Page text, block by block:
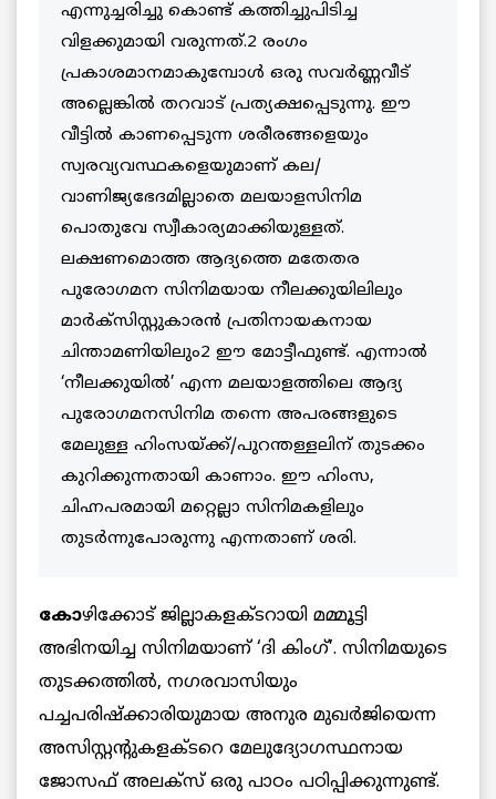
എന്നുച്ചരിച്ചു കൊണ്ട് കത്തിച്ചുപിടിച്ച
വിളക്കുമായി വരുന്നത്.2 രംഗം
പ്രകാശമാനമാകുമ്പോള്‍ ഒരു സവര്‍ണ്ണവീട്
അല്ലെങ്കില്‍ തറവാട് പ്രത്യക്ഷപ്പെടുന്നു. ഈ
വീട്ടില്‍ കാണപ്പെടുന്ന ശരീരങ്ങളെയും
സ്വരവ്യവസ്ഥകളെയുമാണ് കല/
വാണിജ്യഭേദമില്ലാതെ മലയാളസിനിമ
പൊതുവേ സ്വീകാര്യമാക്കിയുള്ളത്.
ലക്ഷണമൊത്ത ആദ്യത്തെ മതേതര
പുരോഗമന സിനിമയായ നീലക്കുയിലിലും
മാര്‍ക്‌സിസ്റ്റുകാരന്‍ പ്രതിനായകനായ
ചിന്താമണിയിലും2 ഈ മോട്ടീഫുണ്ട്. എന്നാല്‍
‘നീലക്കുയില്‍’ എന്ന മലയാളത്തിലെ ആദ്യ
പുരോഗമനസിനിമ തന്നെ അപരങ്ങളുടെ
മേലുള്ള ഹിംസയ്ക്ക്/പുറന്തള്ളലിന് തുടക്കം
കുറിക്കുന്നതായി കാണാം. ഈ ഹിംസ,
ചിഹ്നപരമായി മറ്റെല്ലാ സിനിമകളിലും
തുടര്‍ന്നുപോരുന്നു എന്നതാണ് ശരി.
കോഴിക്കോട് ജില്ലാകളക്ടറായി മമ്മൂട്ടി
അഭിനയിച്ച സിനിമയാണ് ‘ദി കിംഗ്’. സിനിമയുടെ
തുടക്കത്തില്‍, നഗരവാസിയും
പച്ചപരിഷ്‌ക്കാരിയുമായ അനുര മുഖര്‍ജിയെന്ന
അസിസ്റ്റന്റുകളക്ടറെ മേലുദ്യോഗസ്ഥനായ
ജോസഫ് അലക്‌സ് ഒരു പാഠം പഠിപ്പിക്കുന്നുണ്ട്.